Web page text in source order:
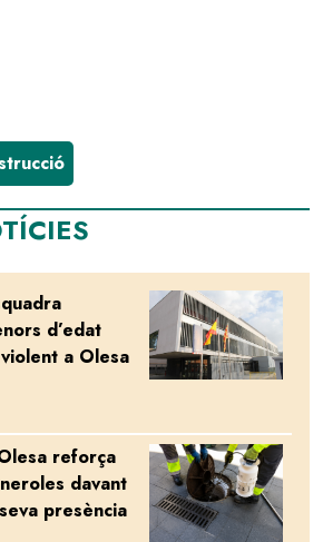
d’edat
a Olesa
Image
reforça
davant
presència
Image